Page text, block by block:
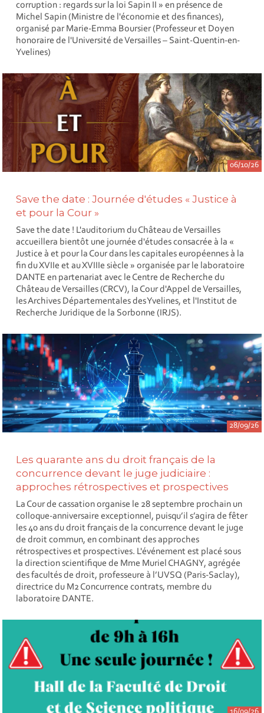
corruption : regards sur la loi Sapin II » en présence de
Michel Sapin (Ministre de l'économie et des finances),
organisé par Marie-Emma Boursier (Professeur et Doyen
honoraire de l'Université de Versailles – Saint-Quentin-en-
Yvelines)
06/10/26
Save the date : Journée d'études « Justice à
et pour la Cour »
Save the date ! L'auditorium du Château de Versailles
accueillera bientôt une journée d'études consacrée à la «
Justice à et pour la Cour dans les capitales européennes à la
fin du XVIIe et au XVIIIe siècle » organisée par le laboratoire
DANTE en partenariat avec le Centre de Recherche du
Château de Versailles (CRCV), la Cour d'Appel de Versailles,
les Archives Départementales des Yvelines, et l'Institut de
Recherche Juridique de la Sorbonne (IRJS).
28/09/26
Les quarante ans du droit français de la
concurrence devant le juge judiciaire :
approches rétrospectives et prospectives
La Cour de cassation organise le 28 septembre prochain un
colloque-anniversaire exceptionnel, puisqu’il s’agira de fêter
les 40 ans du droit français de la concurrence devant le juge
de droit commun, en combinant des approches
rétrospectives et prospectives. L'événement est placé sous
la direction scientifique de Mme Muriel CHAGNY, agrégée
des facultés de droit, professeure à l’UVSQ (Paris-Saclay),
directrice du M2 Concurrence contrats, membre du
laboratoire DANTE.